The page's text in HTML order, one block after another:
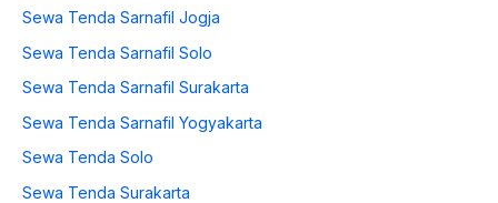
Sewa Tenda Sarnafil Jogja
Sewa Tenda Sarnafil Solo
Sewa Tenda Sarnafil Surakarta
Sewa Tenda Sarnafil Yogyakarta
Sewa Tenda Solo
Sewa Tenda Surakarta